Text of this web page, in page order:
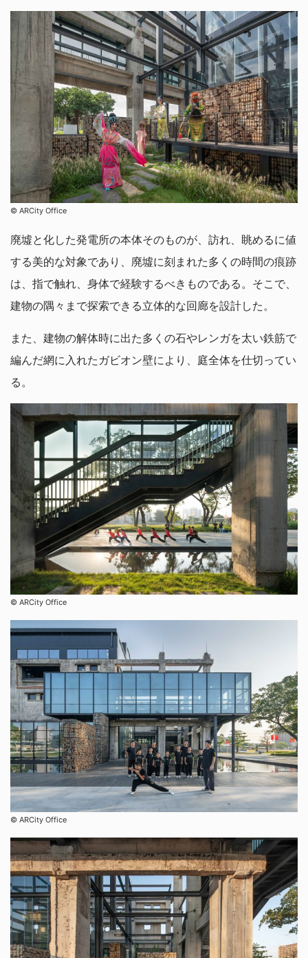
©︎ ARCity Office
廃墟と化した発電所の本体そのものが、訪れ、眺めるに値
する美的な対象であり、廃墟に刻まれた多くの時間の痕跡
は、指で触れ、身体で経験するべきものである。そこで、
建物の隅々まで探索できる立体的な回廊を設計した。
また、建物の解体時に出た多くの石やレンガを太い鉄筋で
編んだ網に入れたガビオン壁により、庭全体を仕切ってい
る。
©︎ ARCity Office
©︎ ARCity Office